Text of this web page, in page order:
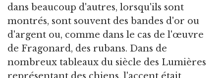
dans beaucoup d'autres, lorsqu'ils sont
montrés, sont souvent des bandes d'or ou
d'argent ou, comme dans le cas de l'œuvre
de Fragonard, des rubans. Dans de
nombreux tableaux du siècle des Lumières